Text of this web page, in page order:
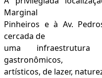
Marginal
Pinheiros e à Av.
cercada de
uma
gastronômicos,
artísticos, de lazer,